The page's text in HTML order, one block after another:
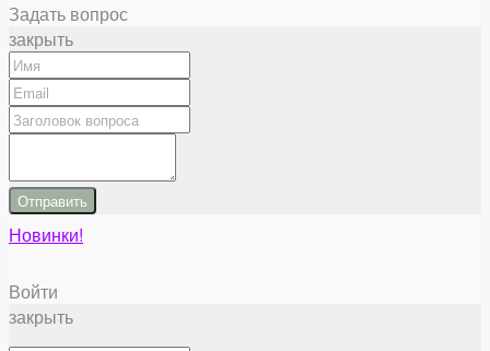
Задать вопрос
закрыть
Отправить
Новинки!
Войти
закрыть